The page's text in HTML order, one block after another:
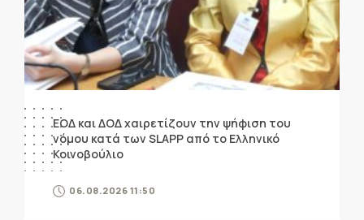
ΕΟΔ και ΔΟΔ χαιρετίζουν την ψήφιση του
νόμου κατά των SLAPP από το Ελληνικό
Κοινοβούλιο
06.08.2026 11:50